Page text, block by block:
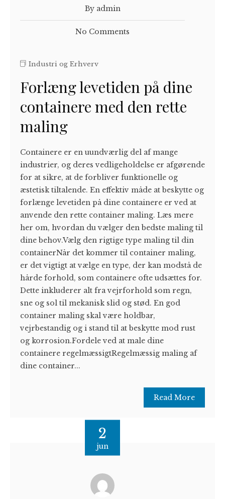
By admin
No Comments
Industri og Erhverv
Forlæng levetiden på dine
containere med den rette
maling
Containere er en uundværlig del af mange
industrier, og deres vedligeholdelse er afgørende
for at sikre, at de forbliver funktionelle og
æstetisk tiltalende. En effektiv måde at beskytte og
forlænge levetiden på dine containere er ved at
anvende den rette container maling. Læs mere
her om, hvordan du vælger den bedste maling til
dine behov.Vælg den rigtige type maling til din
containerNår det kommer til container maling,
er det vigtigt at vælge en type, der kan modstå de
hårde forhold, som containere ofte udsættes for.
Dette inkluderer alt fra vejrforhold som regn,
sne og sol til mekanisk slid og stød. En god
container maling skal være holdbar,
vejrbestandig og i stand til at beskytte mod rust
og korrosion.Fordele ved at male dine
containere regelmæssigtRegelmæssig maling af
dine container...
Read More
2
jun